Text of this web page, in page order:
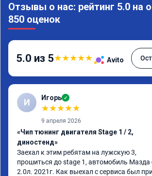
Отзывы о нас: рейтинг 5.0 на
850 оценок
5.0 из 5★★★★★ Avito
И Игорь ✓
★★★★★
9 апреля 2026
«Чип тюнинг двигателя Stage 1 / 2,
диностенд»
Заехал к этим ребятам на лужскую 3,
прошиться до stage 1, автомобиль Мазда
2.0л. 2021г. Как выехал с сервиса был